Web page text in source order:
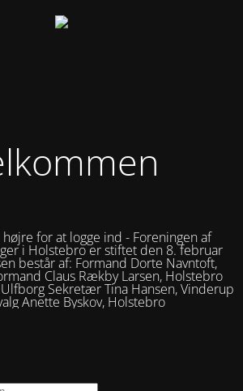
for at logge ind - Foreningen af
i Holstebro er stiftet den 8. februar
består af: Formand Dorte Navntoft,
Claus Rækby Larsen, Holstebro
Ulfborg Sekretær Tina Hansen, Vinderup
Anette Byskov, Holstebro